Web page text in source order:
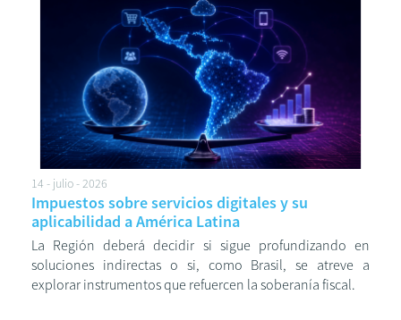
14 - julio - 2026
Impuestos sobre servicios digitales y su
aplicabilidad a América Latina
La Región deberá decidir si sigue profundizando en
soluciones indirectas o si, como Brasil, se atreve a
explorar instrumentos que refuercen la soberanía fiscal.